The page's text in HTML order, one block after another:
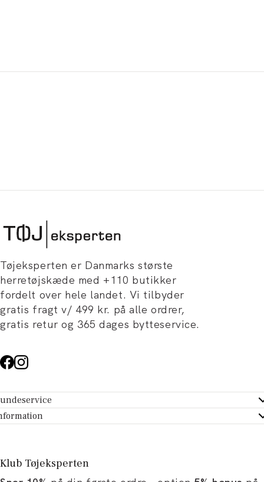
Tøjeksperten er Danmarks største
herretøjskæde med +110 butikker
fordelt over hele landet. Vi tilbyder
gratis fragt v/ 499 kr. på alle ordrer,
gratis retur og 365 dages bytteservice.
- Hjælpecenter
dit køb
Tøjeksperten
og artikler
Klub Tøjeksperten